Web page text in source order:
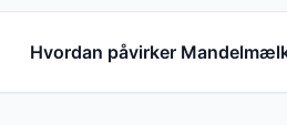
Hvordan påvirker